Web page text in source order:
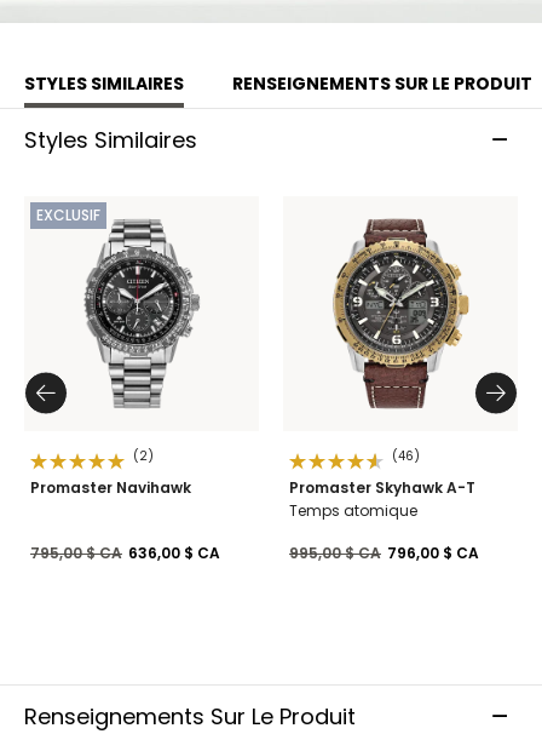
le monde entier.
STYLES SIMILAIRES RENSEIGNEMENTS SUR LE PRODUIT
Styles Similaires
EXCLUSIF
(2)
Promaster Navihawk
Prix réduit de
795,00 $ CAà636,00 $ CA
(46)
Promaster Skyhawk A-T
Temps atomique
Prix réduit de
995,00 $ CAà796,00 $ CA
Renseignements Sur Le Produit